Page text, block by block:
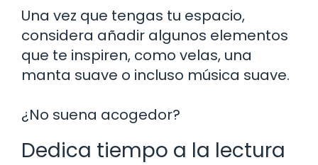
Una vez que tengas tu espacio,
considera añadir algunos elementos
que te inspiren, como velas, una
manta suave o incluso música suave.
¿No suena acogedor?
Dedica tiempo a la lectura